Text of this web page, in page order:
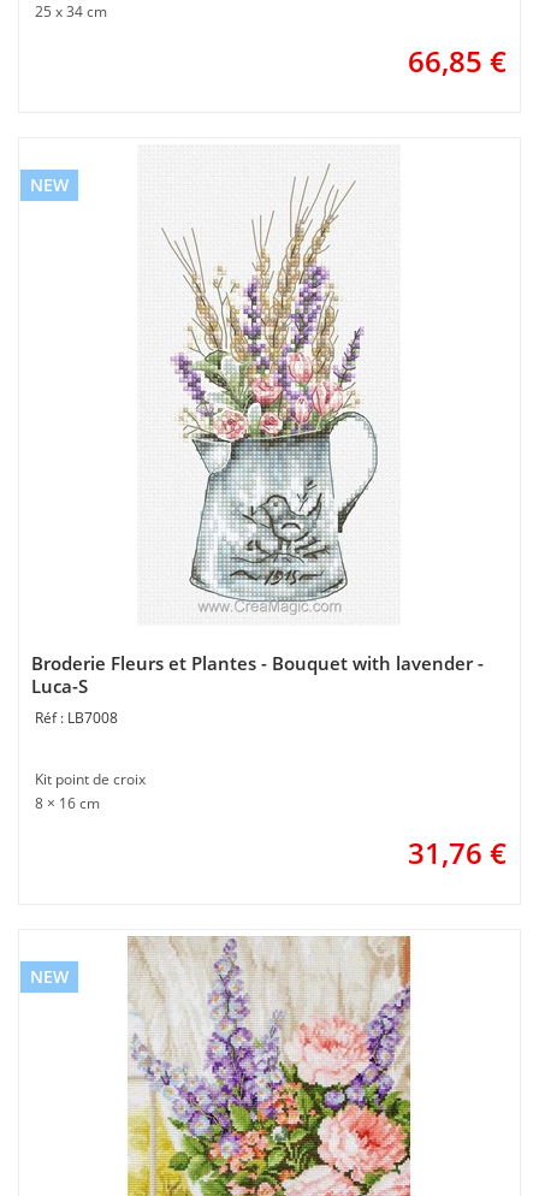
25 x 34 cm
66,85 €
NEW
Broderie Fleurs et Plantes - Bouquet with lavender -
Luca-S
LB7008
Kit point de croix
8 × 16 cm
31,76 €
NEW